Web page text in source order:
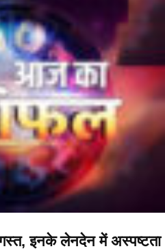
इनके लेनदेन में अस्पष्टता